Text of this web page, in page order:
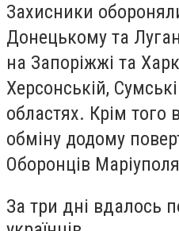
Захисники
Донецькому та
на Запоріжжі та
Херсонській,
областях. Крім
обміну додому
Оборонців
За три дні вдалось